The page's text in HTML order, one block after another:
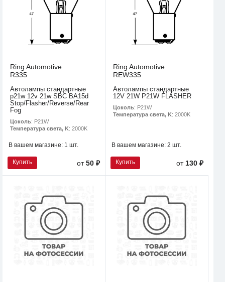
Ring Automotive
R335
Автолампы стандартные
p21w 12v 21w SBC BA15d
Stop/Flasher/Reverse/Rear
Fog
Цоколь: P21W
Температура света, K: 2000K
В вашем магазине: 1 шт.
Купить от50 ₽
Ring Automotive
REW335
Автолампы стандартные
12V 21W P21W FLASHER
Цоколь: P21W
Температура света, K: 2000K
В вашем магазине: 2 шт.
Купить от130 ₽